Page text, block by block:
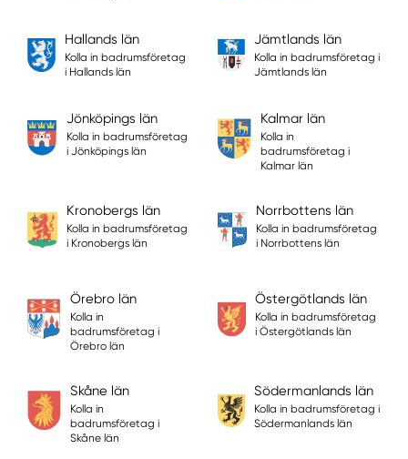
Hallands län
Kolla in badrumsföretag
i Hallands län
Jämtlands län
Kolla in badrumsföretag i
Jämtlands län
Jönköpings län
Kolla in badrumsföretag
i Jönköpings län
Kalmar län
Kolla in
badrumsföretag i
Kalmar län
Kronobergs län
Kolla in badrumsföretag
i Kronobergs län
Norrbottens län
Kolla in badrumsföretag
i Norrbottens län
Örebro län
Kolla in
badrumsföretag i
Örebro län
Östergötlands län
Kolla in badrumsföretag
i Östergötlands län
Skåne län
Kolla in
badrumsföretag i
Skåne län
Södermanlands län
Kolla in badrumsföretag i
Södermanlands län